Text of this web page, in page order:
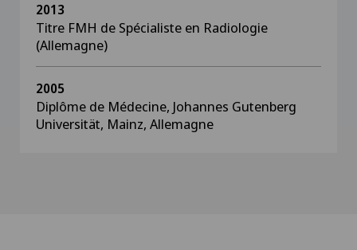
2013
Titre FMH de Spécialiste en Radiologie
(Allemagne)
2005
Diplôme de Médecine, Johannes Gutenberg
Universität, Mainz, Allemagne